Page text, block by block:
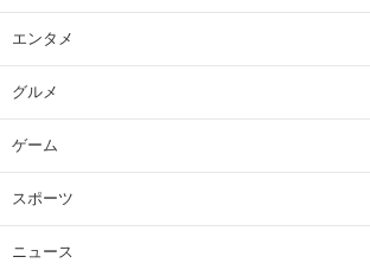
エンタメ
グルメ
ゲーム
スポーツ
ニュース